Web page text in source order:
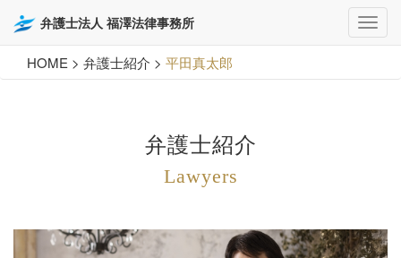
弁護士法人 福澤法律事務所
HOME > 弁護士紹介 > 平田真太郎
弁護士紹介
Lawyers